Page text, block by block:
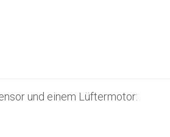
und einem Lüftermotor: